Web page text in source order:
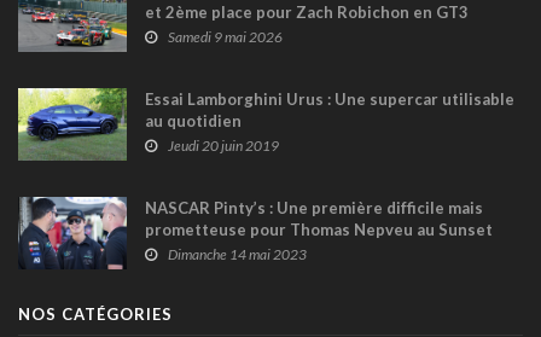
et 2ème place pour Zach Robichon en GT3
Samedi 9 mai 2026
Essai Lamborghini Urus : Une supercar utilisable
au quotidien
Jeudi 20 juin 2019
NASCAR Pinty’s : Une première difficile mais
prometteuse pour Thomas Nepveu au Sunset
Speedway
Dimanche 14 mai 2023
NOS CATÉGORIES